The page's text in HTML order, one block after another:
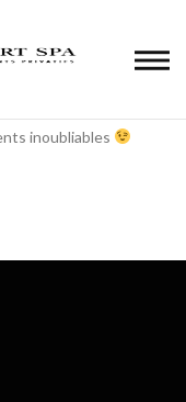
inoubliables